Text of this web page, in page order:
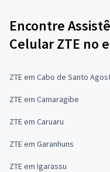
Encontre
Celular ZTE no
ZTE em Cabo de Santo
ZTE em Camaragibe
ZTE em Caruaru
ZTE em Garanhuns
ZTE em Igarassu